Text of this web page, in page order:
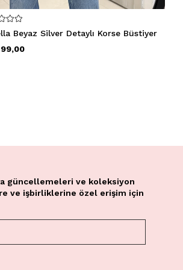
Beyaz Silver Detaylı Korse Büstiyer
güncellemeleri ve koleksiyon
ve işbirliklerine özel erişim için